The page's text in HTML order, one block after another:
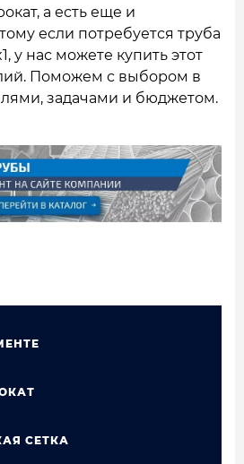
а есть еще и
если потребуется труба
у нас можете купить этот
Поможем с выбором в
задачами и бюджетом.
СЕТКА